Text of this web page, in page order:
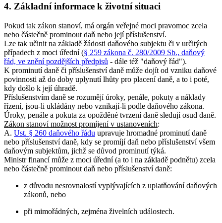
4. Základní informace k životní situaci
Pokud tak zákon stanoví, má orgán veřejné moci pravomoc zcela
nebo částečně prominout daň nebo její příslušenství.
Lze tak učinit na základě žádosti daňového subjektu či v určitých
případech z moci úřední (§ 259 zákona č. 280/2009 Sb., daňový
řád, ve znění pozdějších předpisů - dále též "daňový řád").
K prominutí daně či příslušenství daně může dojít od vzniku daňové
povinnosti až do doby uplynutí lhůty pro placení daně, a to i poté,
kdy došlo k její úhradě.
Příslušenstvím daně se rozumějí úroky, penále, pokuty a náklady
řízení, jsou-li ukládány nebo vznikají-li podle daňového zákona.
Úroky, penále a pokuta za opožděné tvrzení daně sledují osud daně.
Zákon stanoví možnost promíjení v ustanoveních:
A. Ust. § 260 daňového řádu upravuje hromadné prominutí daně
nebo příslušenství daně, kdy se promíjí daň nebo příslušenství všem
daňovým subjektům, jichž se důvod prominutí týká.
Ministr financí může z moci úřední (a to i na základě podnětu) zcela
nebo částečně prominout daň nebo příslušenství daně:
z důvodu nesrovnalostí vyplývajících z uplatňování daňových
zákonů, nebo
při mimořádných, zejména živelních událostech.